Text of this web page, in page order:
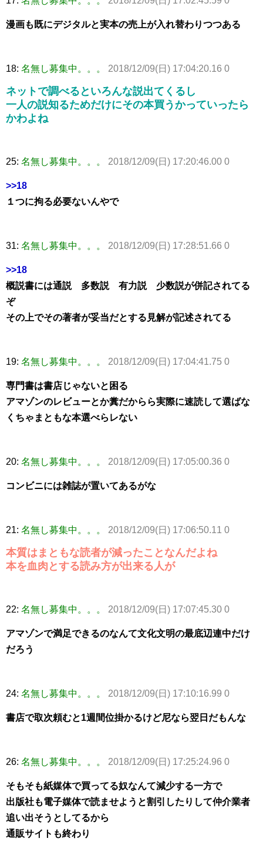
漫画も既にデジタルと実本の売上が入れ替わりつつある
18: 名無し募集中。。。 2018/12/09(日) 17:04:20.16 0
ネットで調べるといろんな説出てくるし
一人の説知るためだけにその本買うかっていったら
かわよね
25: 名無し募集中。。。 2018/12/09(日) 17:20:46.00 0
>>18
１つに拘る必要ないんやで
31: 名無し募集中。。。 2018/12/09(日) 17:28:51.66 0
>>18
概説書には通説 多数説 有力説 少数説が併記されてる
ぞ
その上でその著者が妥当だとする見解が記述されてる
19: 名無し募集中。。。 2018/12/09(日) 17:04:41.75 0
専門書は書店じゃないと困る
アマゾンのレビューとか糞だからら実際に速読して選ばな
くちゃまともな本選べらレない
20: 名無し募集中。。。 2018/12/09(日) 17:05:00.36 0
コンビニには雑誌が置いてあるがな
21: 名無し募集中。。。 2018/12/09(日) 17:06:50.11 0
本質はまともな読者が減ったことなんだよね
本を血肉とする読み方が出来る人が
22: 名無し募集中。。。 2018/12/09(日) 17:07:45.30 0
アマゾンで満足できるのなんて文化文明の最底辺連中だけ
だろう
24: 名無し募集中。。。 2018/12/09(日) 17:10:16.99 0
書店で取次頼むと1週間位掛かるけど尼なら翌日だもんな
26: 名無し募集中。。。 2018/12/09(日) 17:25:24.96 0
そもそも紙媒体で買ってる奴なんて減少する一方で
出版社も電子媒体で読ませようと割引したりして仲介業者
追い出そうとしてるから
通販サイトも終わり